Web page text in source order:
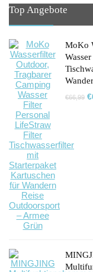
Top Angebote
MoKo
€66,99 €